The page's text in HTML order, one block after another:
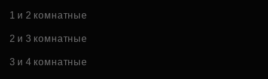
1 и 2 комнатные
2 и 3 комнатные
3 и 4 комнатные